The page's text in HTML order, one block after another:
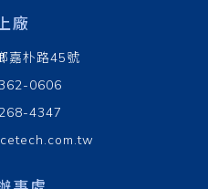
廠
嘉朴路45號
0606
4347